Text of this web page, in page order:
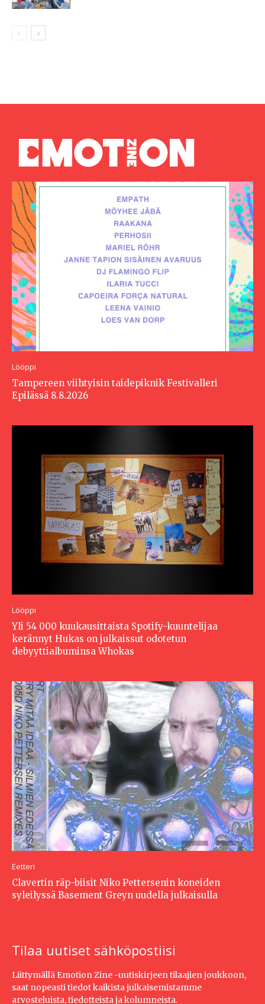
Lööppi
Tampereen viihtyisin taidepiknik Festivalleri
Epilässä 8.8.2026
Lööppi
Yli 54 000 kuukausittaista Spotify-kuuntelijaa
kerännyt Hukas on julkaissut odotetun
debyyttialbuminsa Whokas
Eetteri
Clavertin räp-biisit Niko Pettersenin koneiden
syleilyssä Basement Greyn uudella julkaisulla
Tilaa uutiset sähköpostiisi
Liittymällä Emotion Zine -uutiskirjeen tilaajien joukkoon,
saat nopeasti tiedot kaikista julkaisemistamme
arvosteluista, tiedotteista ja kolumneista.